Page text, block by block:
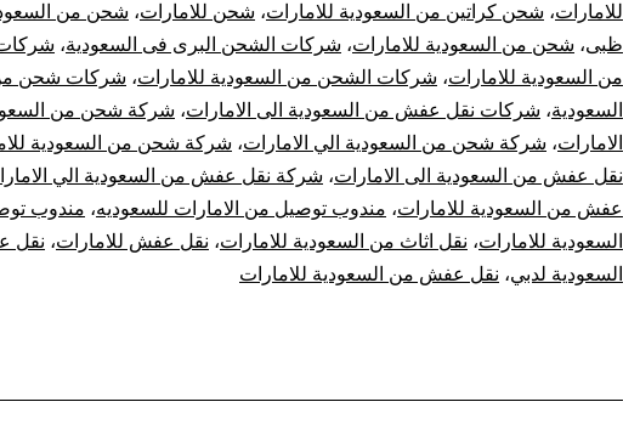
شركات
نقل
العفش
من
للامارات، شحن كراتين من السعودية للامارات، شحن للامارات، شحن من
ظبى، شحن من السعودية للامارات، شركات الشحن البرى فى السعودية،
من السعودية للامارات، شركات الشحن من السعودية للامارات، شركات شحن
السعودية، شركات نقل عفش من السعودية الى الامارات، شركة شحن من
الامارات، شركة شحن من السعودية الي الامارات، شركة شحن من السعودية
نقل عفش من السعودية الى الامارات، شركة نقل عفش من السعودية الي
عفش من السعودية للامارات، مندوب توصيل من الامارات للسعوديه، مندوب
السعودية للامارات، نقل اثاث من السعودية للامارات، نقل عفش للامارات، نقل
السعودية لدبي، نقل عفش من السعودية للامارات